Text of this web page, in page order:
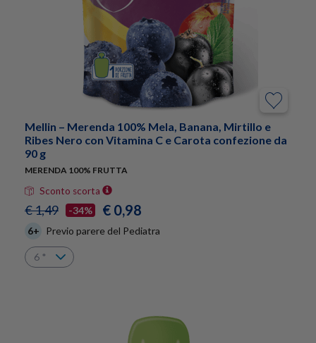
Mellin – Merenda 100% Mela, Banana, Mirtillo e
Ribes Nero con Vitamina C e Carota confezione da
90 g
MERENDA 100% FRUTTA
Sconto scorta
€ 1,49 -34% € 0,98
6+ Previo parere del Pediatra